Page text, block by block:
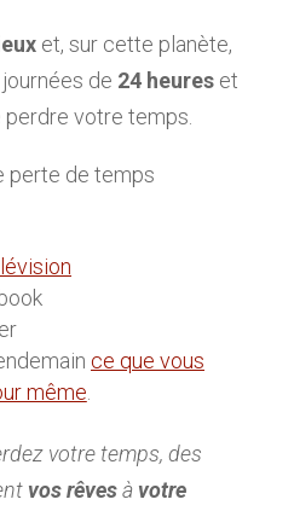
et, sur cette planète,
de 24 heureset
votre temps.
perte de temps
ce que vous
même
votre temps, des
vos rêvesà votre